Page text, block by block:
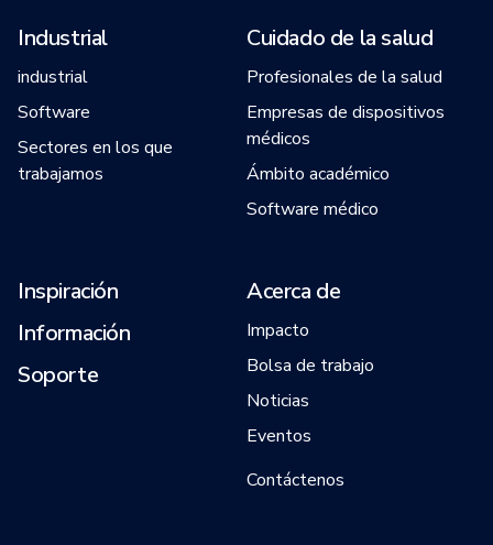
Industrial
industrial
Software
Sectores en los que
trabajamos
Cuidado de la salud
Profesionales de la salud
Empresas de dispositivos
médicos
Ámbito académico
Software médico
Inspiración
Información
Soporte
Acerca de
Impacto
Bolsa de trabajo
Noticias
Eventos
Contáctenos